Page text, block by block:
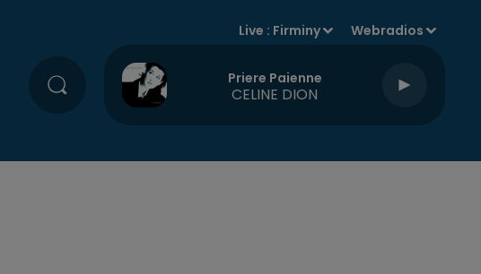
Live : Firminy Webradios
Priere Paienne
CELINE DION